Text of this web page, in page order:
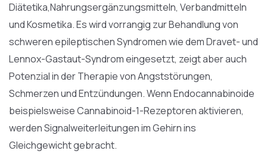
Diätetika,Nahrungsergänzungsmitteln, Verbandmitteln
und Kosmetika. Es wird vorrangig zur Behandlung von
schweren epileptischen Syndromen wie dem Dravet- und
Lennox-Gastaut-Syndrom eingesetzt, zeigt aber auch
Potenzial in der Therapie von Angststörungen,
Schmerzen und Entzündungen. Wenn Endocannabinoide
beispielsweise Cannabinoid-1-Rezeptoren aktivieren,
werden Signalweiterleitungen im Gehirn ins
Gleichgewicht gebracht.